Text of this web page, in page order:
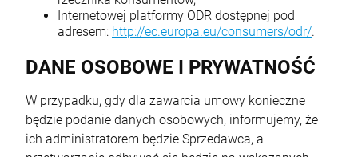
Internetowej platformy ODR dostępnej pod
adresem: http://ec.europa.eu/consumers/odr/.
DANE OSOBOWE I PRYWATNOŚĆ
W przypadku, gdy dla zawarcia umowy konieczne
będzie podanie danych osobowych, informujemy, że
ich administratorem będzie Sprzedawca, a